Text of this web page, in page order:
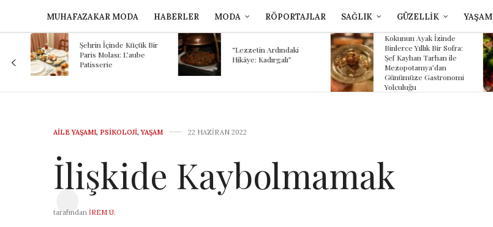
MUHAFAZAKAR MODA HABERLER MODA RÖPORTAJLAR SAĞLIK GÜZELLİK YAŞAM
“Lezzetin Ardındaki
Hikâye: Kadırgalı”
Binlerce Yıllık Bir Sofra:
Şef Kayhan Tarhan ile
FOUR SEASONS
HOTEL SULTANAHMET
AVLU’NUN YAZ
MENÜSÜNDE
ANADOLU’NUN
HİKÂYESİ
AILE YAŞAMI, PSIKOLOJI, YAŞAM 22 HAZIRAN 2022
İlişkide Kaybolmamak
tarafından İREM U.